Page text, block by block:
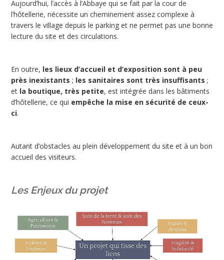
Aujourd’hui, l’accès à l’Abbaye qui se fait par la cour de
l’hôtellerie, nécessite un cheminement assez complexe à
travers le village depuis le parking et ne permet pas une bonne
lecture du site et des circulations.
En outre, les lieux d’accueil et d’exposition sont à peu
près inexistants ; les sanitaires sont très insuffisants ;
et la boutique, très petite, est intégrée dans les bâtiments
d’hôtellerie, ce qui empêche la mise en sécurité de ceux-
ci.
Autant d’obstacles au plein développement du site et à un bon
accueil des visiteurs.
Les Enjeux du projet